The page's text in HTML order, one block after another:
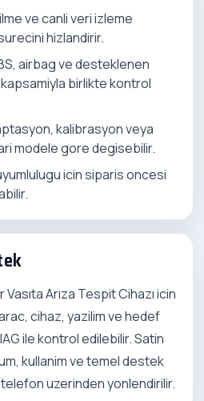
ve canli veri izleme
hizlandirir.
airbag ve desteklenen
birlikte kontrol
kalibrasyon veya
modele gore degisebilir.
icin siparis oncesi
Vasıta Arıza Tespit Cihazı icin
cihaz, yazilim ve hedef
ile kontrol edilebilir. Satin
kullanim ve temel destek
uzerinden yonlendirilir.